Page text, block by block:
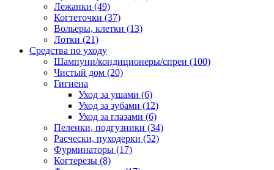
Лежанки (49)
Когтеточки (37)
Вольеры, клетки (13)
Лотки (21)
Средства по уходу
Шампуни/кондиционеры/спреи (100)
Чистый дом (20)
Гигиена
Уход за ушами (6)
Уход за зубами (12)
Уход за глазами (6)
Пеленки, подгузники (34)
Расчески, пуходерки (52)
Фурминаторы (17)
Когтерезы (8)